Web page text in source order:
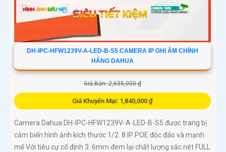
DH-IPC-HFW1239V-A-LED-B-S5 CAMERA IP GHI ÂM CHÍNH
HÃNG DAHUA
Giá Bán: 2,635,000 ₫
Giá Khuyến Mại: 1,840,000 ₫
Camera Dahua DH-IPC-HFW1239V-A-LED-B-S5 được trang bị
cảm biến hình ảnh kích thước 1/2. 8 IP POE độc đáo và mạnh
mẽ Với tiêu cự cố định 3. 6mm đem lại chất lượng sắc nét FULL